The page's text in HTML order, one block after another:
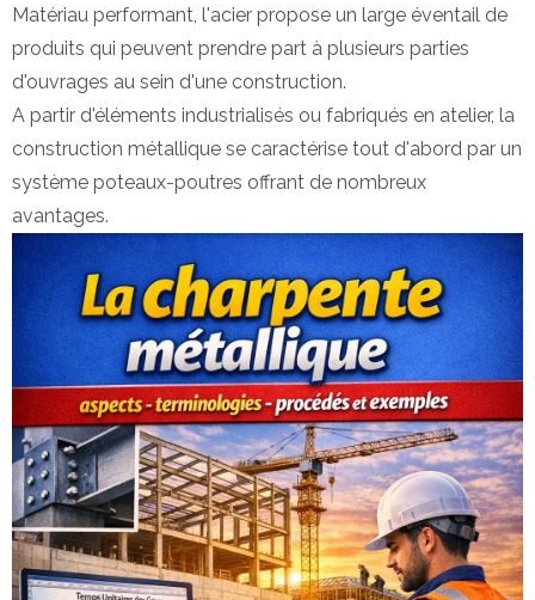
Matériau performant, l'acier propose un large éventail de
produits qui peuvent prendre part à plusieurs parties
d'ouvrages au sein d'une construction.
A partir d'éléments industrialisés ou fabriqués en atelier, la
construction métallique se caractérise tout d'abord par un
système poteaux-poutres offrant de nombreux
avantages.